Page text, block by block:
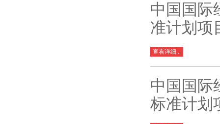
中国国际
准计划项
查看详细...
中国国际
标准计划